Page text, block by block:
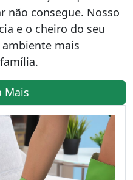
não consegue. Nosso
e o cheiro do seu
mais
Mais